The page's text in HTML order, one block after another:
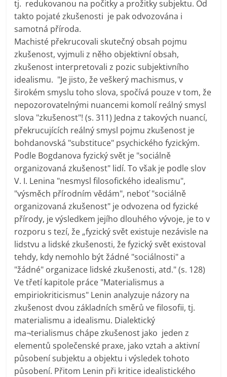
tj. redukovanou na počitky a prožitky subjektu. Od
takto pojaté zkušenosti je pak odvozována i
samotná příroda.
Machisté překrucovali skutečný obsah pojmu
zkušenost, vyjmuli z něho objektivní obsah,
zkušenost interpretovali z pozic subjektivního
idealismu. "Je jisto, že veškerý machismus, v
širokém smyslu toho slova, spočívá pouze v tom, že
nepozorovatelnými nuancemi komolí reálný smysl
slova "zkušenost"! (s. 311) Jedna z takových nuancí,
překrucujících reálný smysl pojmu zkušenost je
bohdanovská "substituce" psychického fyzickým.
Podle Bogdanova fyzický svět je "sociálně
organizovaná zkušenost" lidí. To však je podle slov
V. I. Lenina "nesmysl filosofického idealismu",
"výsměch přírodním vědám", neboť "sociálně
organizovaná zkušenost" je odvozena od fyzické
přírody, je výsledkem jejího dlouhého vývoje, je to v
rozporu s tezí, že „fyzický svět existuje nezávisle na
lidstvu a lidské zkušenosti, že fyzický svět existoval
tehdy, kdy nemohlo být žádné "sociálnosti" a
"žádné" organizace lidské zkušenosti, atd." (s. 128)
Ve třetí kapitole práce "Materialismus a
empiriokriticismus" Lenin analyzuje názory na
zkušenost dvou základních směrů ve filosofii, tj.
materialismu a idealismu. Dialektický
ma¬terialismus chápe zkušenost jako jeden z
elementů společenské praxe, jako vztah a aktivní
působení subjektu a objektu i výsledek tohoto
působení. Přitom Lenin při kritice idealistického